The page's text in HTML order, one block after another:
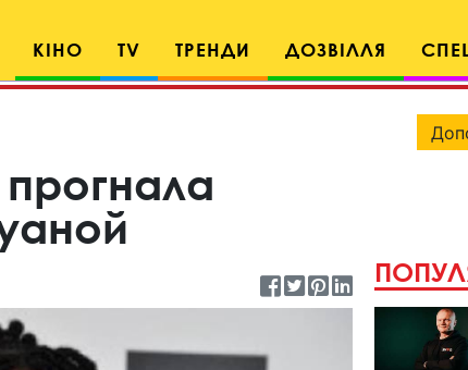
КІНО TV ТРЕНДИ ДОЗВІЛЛЯ